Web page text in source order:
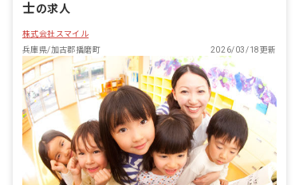
士の求人
株式会社スマイル
兵庫県/加古郡播磨町
2026/03/18更新